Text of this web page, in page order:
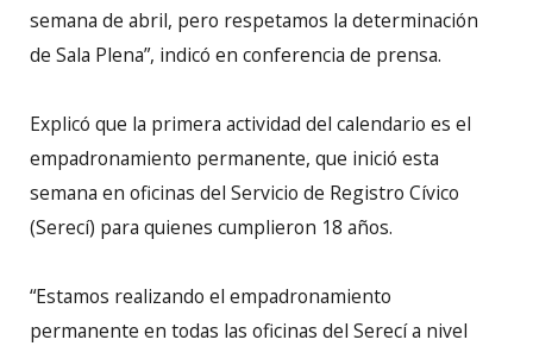
semana de abril, pero respetamos la determinación
de Sala Plena”, indicó en conferencia de prensa.
Explicó que la primera actividad del calendario es el
empadronamiento permanente, que inició esta
semana en oficinas del Servicio de Registro Cívico
(Serecí) para quienes cumplieron 18 años.
“Estamos realizando el empadronamiento
permanente en todas las oficinas del Serecí a nivel